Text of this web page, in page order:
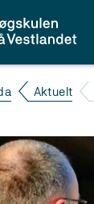
Aktuelt